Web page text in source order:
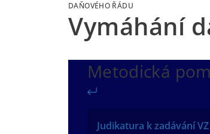
DAŇOVÉHO ŘÁDU
Vymáhání
Metodická
Judikatura k zadávání VZ